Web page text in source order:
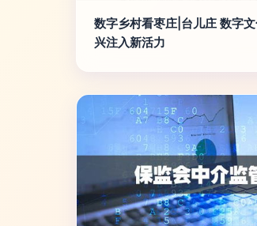
数字乡村看枣庄|台儿庄 数字
兴注入新活力